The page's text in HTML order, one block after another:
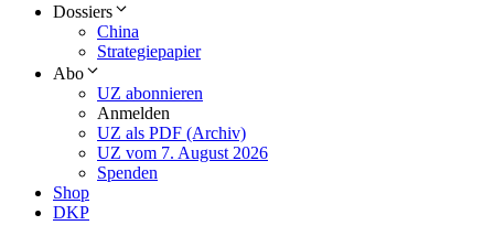
Dossiers
China
Strategiepapier
Abo
UZ abonnieren
Anmelden
UZ als PDF (Archiv)
UZ vom 7. August 2026
Spenden
Shop
DKP